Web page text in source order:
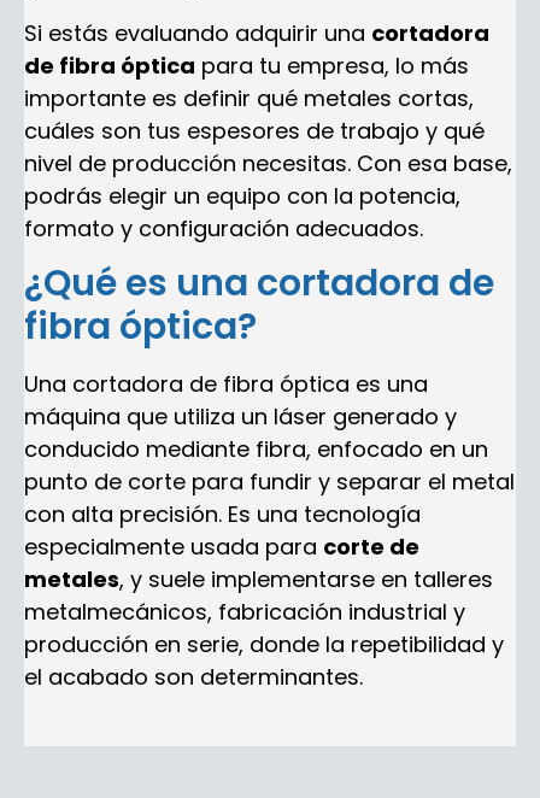
Si estás evaluando adquirir una cortadora
de fibra óptica para tu empresa, lo más
importante es definir qué metales cortas,
cuáles son tus espesores de trabajo y qué
nivel de producción necesitas. Con esa base,
podrás elegir un equipo con la potencia,
formato y configuración adecuados.
¿Qué es una cortadora de
fibra óptica?
Una cortadora de fibra óptica es una
máquina que utiliza un láser generado y
conducido mediante fibra, enfocado en un
punto de corte para fundir y separar el metal
con alta precisión. Es una tecnología
especialmente usada para corte de
metales, y suele implementarse en talleres
metalmecánicos, fabricación industrial y
producción en serie, donde la repetibilidad y
el acabado son determinantes.